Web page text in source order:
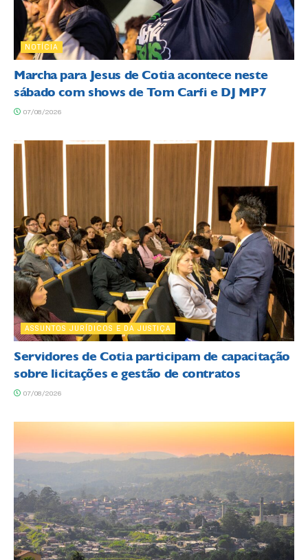
NOTÍCIA
Marcha para Jesus de Cotia acontece neste
sábado com shows de Tom Carfi e DJ MP7
07/08/2026
ASSUNTOS JURÍDICOS E DA JUSTIÇA
Servidores de Cotia participam de capacitação
sobre licitações e gestão de contratos
07/08/2026